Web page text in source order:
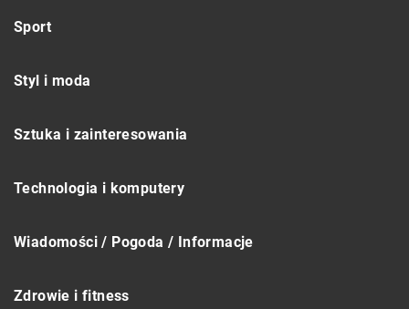
Sport
Styl i moda
Sztuka i zainteresowania
Technologia i komputery
Wiadomości / Pogoda / Informacje
Zdrowie i fitness